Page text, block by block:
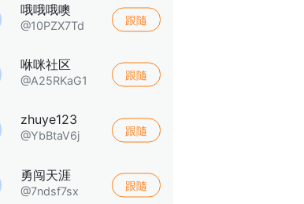
哦哦哦噢
@10PZX7Td 跟隨
咻咪社区
@A25RKaG1 跟隨
zhuye123
@YbBtaV6j 跟隨
勇闯天涯
@7ndsf7sx 跟隨